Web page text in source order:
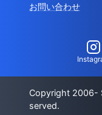
お問い合わせ
Copyright 2006-
served.